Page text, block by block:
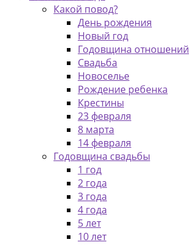
Какой повод?
День рождения
Новый год
Годовщина отношений
Свадьба
Новоселье
Рождение ребенка
Крестины
23 февраля
8 марта
14 февраля
Годовщина свадьбы
1 год
2 года
3 года
4 года
5 лет
10 лет